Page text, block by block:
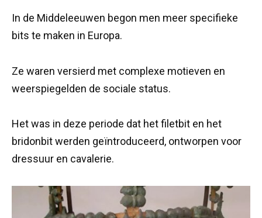
In de Middeleeuwen begon men meer specifieke
bits te maken in Europa.
Ze waren versierd met complexe motieven en
weerspiegelden de sociale status.
Het was in deze periode dat het filetbit en het
bridonbit werden geïntroduceerd, ontworpen voor
dressuur en cavalerie.